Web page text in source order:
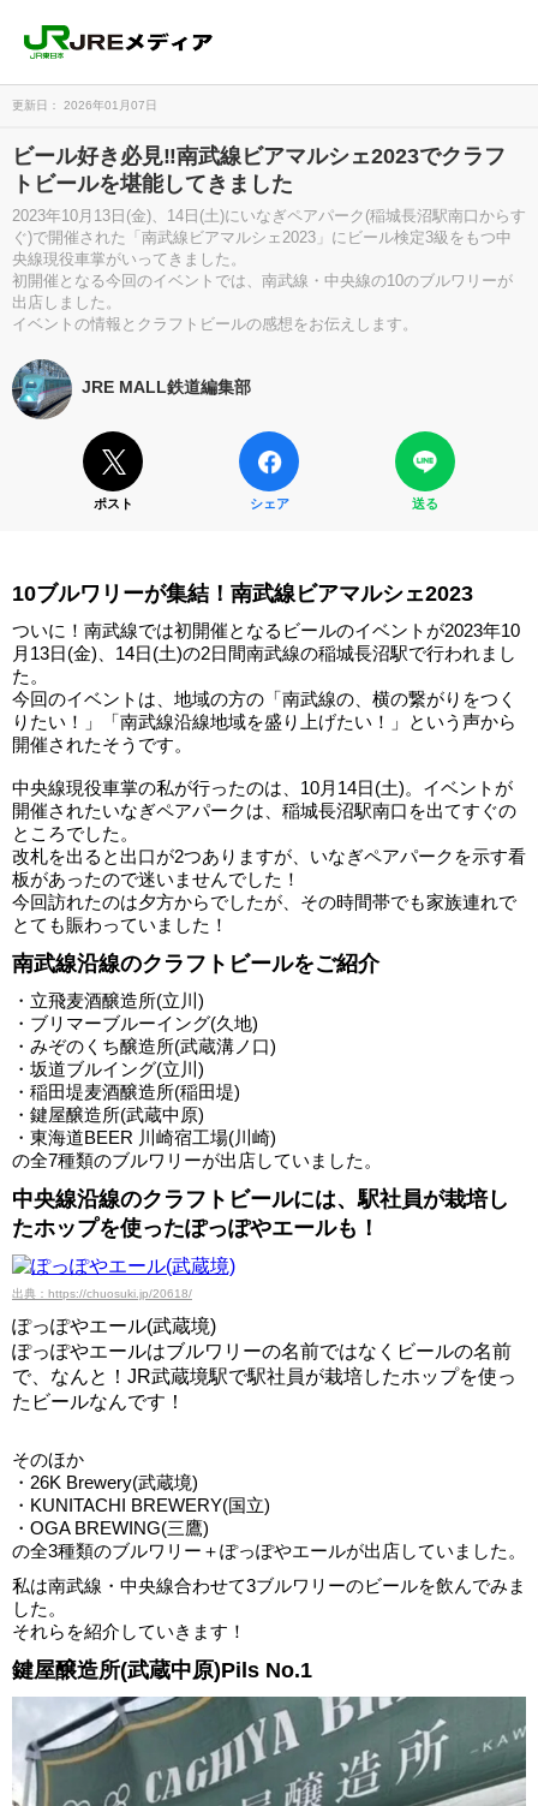
更新日： 2026年01月07日
ビール好き必見‼南武線ビアマルシェ2023でクラフ
トビールを堪能してきました
2023年10月13日(金)、14日(土)にいなぎペアパーク(稲城長沼駅南口からす
ぐ)で開催された「南武線ビアマルシェ2023」にビール検定3級をもつ中
央線現役車掌がいってきました。
初開催となる今回のイベントでは、南武線・中央線の10のブルワリーが
出店しました。
イベントの情報とクラフトビールの感想をお伝えします。
JRE MALL鉄道編集部
ポスト シェア 送る
10ブルワリーが集結！南武線ビアマルシェ2023
ついに！南武線では初開催となるビールのイベントが2023年10
月13日(金)、14日(土)の2日間南武線の稲城長沼駅で行われまし
た。
今回のイベントは、地域の方の「南武線の、横の繋がりをつく
りたい！」「南武線沿線地域を盛り上げたい！」という声から
開催されたそうです。
中央線現役車掌の私が行ったのは、10月14日(土)。イベントが
開催されたいなぎペアパークは、稲城長沼駅南口を出てすぐの
ところでした。
改札を出ると出口が2つありますが、いなぎペアパークを示す看
板があったので迷いませんでした！
今回訪れたのは夕方からでしたが、その時間帯でも家族連れで
とても賑わっていました！
南武線沿線のクラフトビールをご紹介
・立飛麦酒醸造所(立川)
・ブリマーブルーイング(久地)
・みぞのくち醸造所(武蔵溝ノ口)
・坂道ブルイング(立川)
・稲田堤麦酒醸造所(稲田堤)
・鍵屋醸造所(武蔵中原)
・東海道BEER 川崎宿工場(川崎)
の全7種類のブルワリーが出店していました。
中央線沿線のクラフトビールには、駅社員が栽培し
たホップを使ったぽっぽやエールも！
出典：https://chuosuki.jp/20618/
ぽっぽやエール(武蔵境)
ぽっぽやエールはブルワリーの名前ではなくビールの名前
で、なんと！JR武蔵境駅で駅社員が栽培したホップを使っ
たビールなんです！
そのほか
・26K Brewery(武蔵境)
・KUNITACHI BREWERY(国立)
・OGA BREWING(三鷹)
の全3種類のブルワリー＋ぽっぽやエールが出店していました。
私は南武線・中央線合わせて3ブルワリーのビールを飲んでみま
した。
それらを紹介していきます！
鍵屋醸造所(武蔵中原)Pils No.1